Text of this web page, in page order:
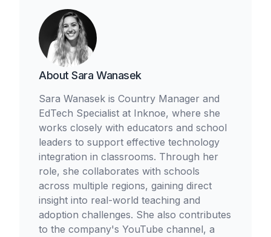
About Sara Wanasek
Sara Wanasek is Country Manager and
EdTech Specialist at Inknoe, where she
works closely with educators and school
leaders to support effective technology
integration in classrooms. Through her
role, she collaborates with schools
across multiple regions, gaining direct
insight into real-world teaching and
adoption challenges. She also contributes
to the company's YouTube channel, a